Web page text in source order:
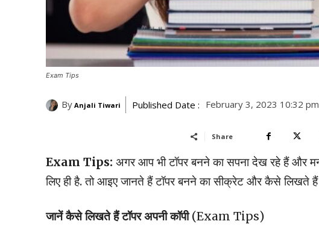
Exam Tips
By Anjali Tiwari Published Date : February 3, 2023 10:32 pm
Share
Exam Tips: अगर आप भी टॉपर बनने का सपना देख रहे हैं और
लिए ही है. तो आइए जानते हैं टॉपर बनने का सीक्रेट और कैसे लिखते हैं
जानें कैसे लिखते हैं टॉपर अपनी कॉपी(Exam Tips)